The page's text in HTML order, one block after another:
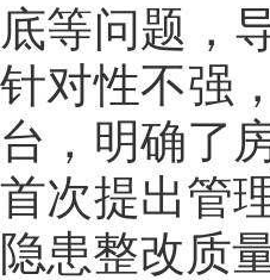
底等问题，
针对性不强
台，明确了
首次提出管
隐患整改质